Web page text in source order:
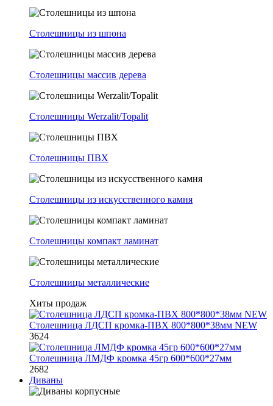
Столешницы из шпона
Столешницы массив дерева
Столешницы Werzalit/Topalit
Столешницы ПВХ
Столешницы из искусственного камня
Столешницы компакт ламинат
Столешницы металлические
Хиты продаж
Столешница ЛДСП кромка-ПВХ 800*800*38мм NEW
3624
Столешница ЛМДФ кромка 45гр 600*600*27мм
2682
Диваны